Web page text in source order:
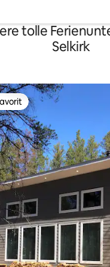
tolle
Selkirk
Favorit.